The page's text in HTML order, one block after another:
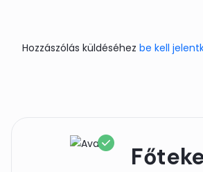
Hozzászólás küldéséhez be kell